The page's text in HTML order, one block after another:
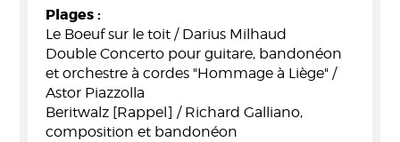
Plages :
Le Boeuf sur le toit / Darius Milhaud
Double Concerto pour guitare, bandonéon
et orchestre à cordes "Hommage à Liège" /
Astor Piazzolla
Beritwalz [Rappel] / Richard Galliano,
composition et bandonéon